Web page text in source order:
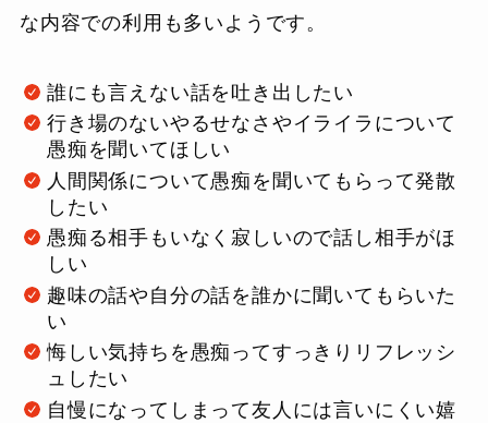
な内容での利用も多いようです。
誰にも言えない話を吐き出したい
行き場のないやるせなさやイライラについて
愚痴を聞いてほしい
人間関係について愚痴を聞いてもらって発散
したい
愚痴る相手もいなく寂しいので話し相手がほ
しい
趣味の話や自分の話を誰かに聞いてもらいた
い
悔しい気持ちを愚痴ってすっきりリフレッシ
ュしたい
自慢になってしまって友人には言いにくい嬉